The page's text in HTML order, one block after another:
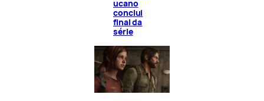
ucano
conclui
final da
série